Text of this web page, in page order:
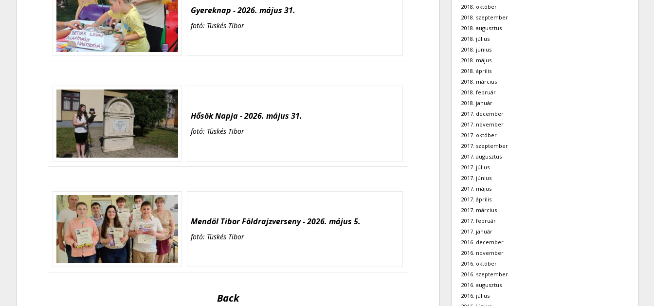
Gyereknap - 2026. május 31.
fotó: Tüskés Tibor
Hősök Napja - 2026. május 31.
fotó: Tüskés Tibor
Mendöl Tibor Földrajzverseny - 2026. május 5.
fotó: Tüskés Tibor
Back
2018. október
2018. szeptember
2018. augusztus
2018. július
2018. június
2018. május
2018. április
2018. március
2018. február
2018. január
2017. december
2017. november
2017. október
2017. szeptember
2017. augusztus
2017. július
2017. június
2017. május
2017. április
2017. március
2017. február
2017. január
2016. december
2016. november
2016. október
2016. szeptember
2016. augusztus
2016. július